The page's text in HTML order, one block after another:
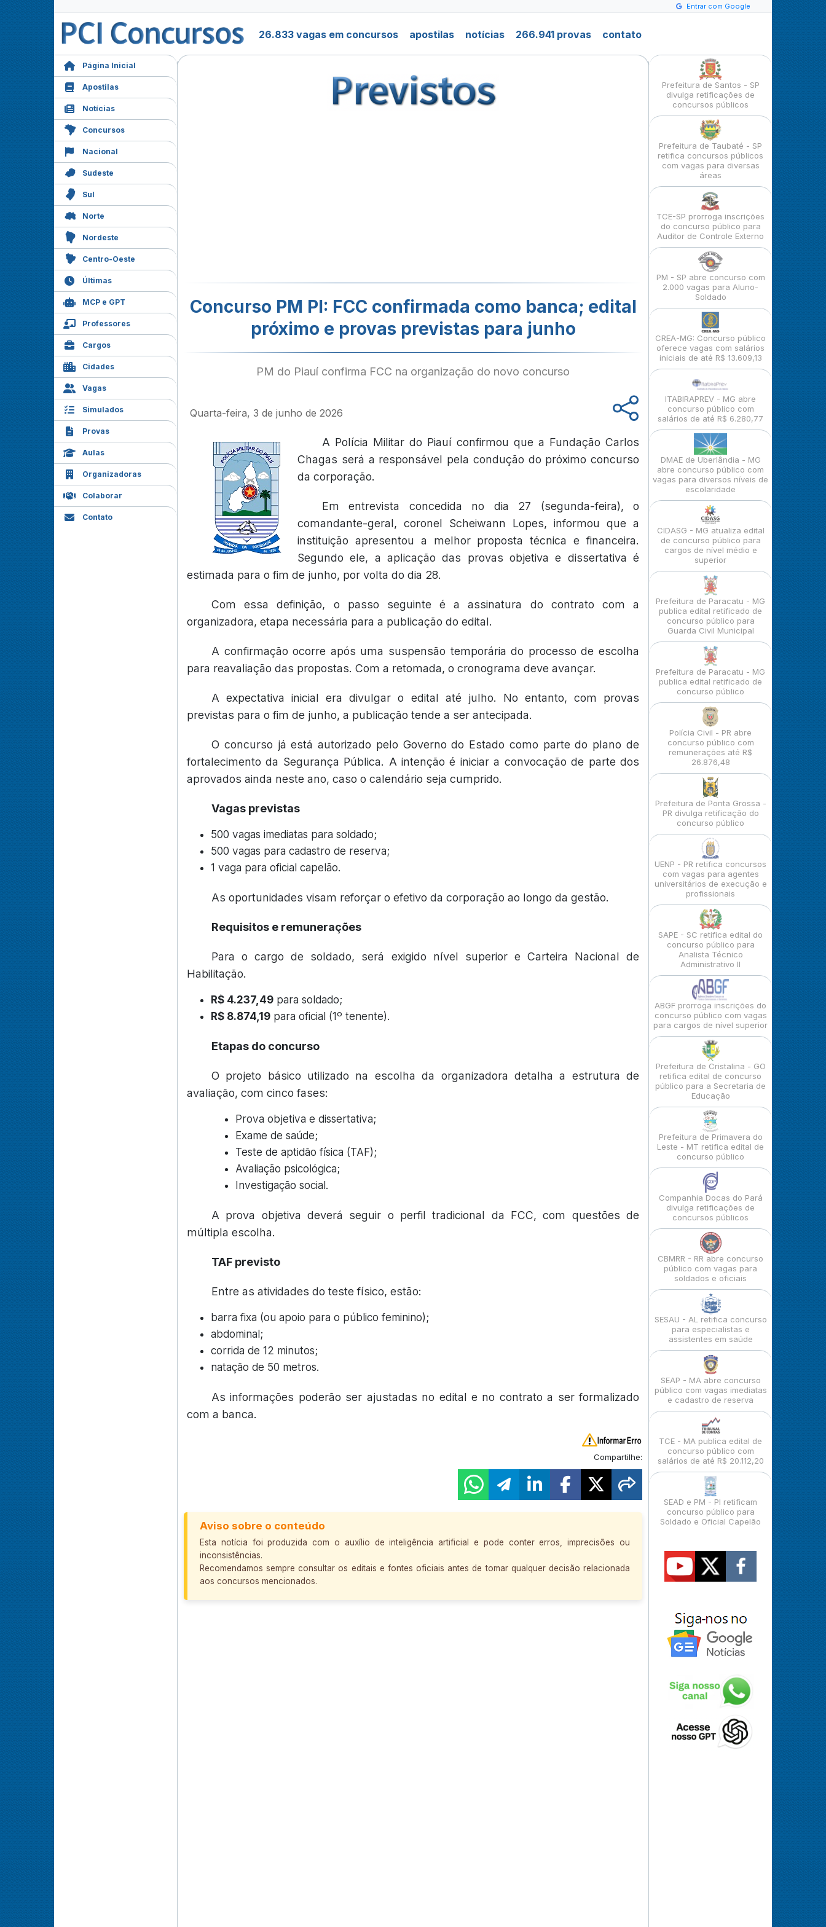
Entrar com Google
26.833 vagas em concursos apostilas notícias 266.941 provas contato
Página Inicial
Apostilas
Notícias
Concursos
Nacional
Sudeste
Sul
Norte
Nordeste
Centro-Oeste
Últimas
MCP e GPT
Professores
Cargos
Cidades
Vagas
Simulados
Provas
Aulas
Organizadoras
Colaborar
Contato
Concurso PM PI: FCC confirmada como banca; edital
próximo e provas previstas para junho
PM do Piauí confirma FCC na organização do novo concurso
Quarta-feira, 3 de junho de 2026
A Polícia Militar do Piauí confirmou que a Fundação Carlos
Chagas será a responsável pela condução do próximo concurso
da corporação.
Em entrevista concedida no dia 27 (segunda-feira), o
comandante-geral, coronel Scheiwann Lopes, informou que a
instituição apresentou a melhor proposta técnica e financeira.
Segundo ele, a aplicação das provas objetiva e dissertativa é
estimada para o fim de junho, por volta do dia 28.
Com essa definição, o passo seguinte é a assinatura do contrato com a
organizadora, etapa necessária para a publicação do edital.
A confirmação ocorre após uma suspensão temporária do processo de escolha
para reavaliação das propostas. Com a retomada, o cronograma deve avançar.
A expectativa inicial era divulgar o edital até julho. No entanto, com provas
previstas para o fim de junho, a publicação tende a ser antecipada.
O concurso já está autorizado pelo Governo do Estado como parte do plano de
fortalecimento da Segurança Pública. A intenção é iniciar a convocação de parte dos
aprovados ainda neste ano, caso o calendário seja cumprido.
Vagas previstas
500 vagas imediatas para soldado;
500 vagas para cadastro de reserva;
1 vaga para oficial capelão.
As oportunidades visam reforçar o efetivo da corporação ao longo da gestão.
Requisitos e remunerações
Para o cargo de soldado, será exigido nível superior e Carteira Nacional de
Habilitação.
R$ 4.237,49 para soldado;
R$ 8.874,19 para oficial (1º tenente).
Etapas do concurso
O projeto básico utilizado na escolha da organizadora detalha a estrutura de
avaliação, com cinco fases:
Prova objetiva e dissertativa;
Exame de saúde;
Teste de aptidão física (TAF);
Avaliação psicológica;
Investigação social.
A prova objetiva deverá seguir o perfil tradicional da FCC, com questões de
múltipla escolha.
TAF previsto
Entre as atividades do teste físico, estão:
barra fixa (ou apoio para o público feminino);
abdominal;
corrida de 12 minutos;
natação de 50 metros.
As informações poderão ser ajustadas no edital e no contrato a ser formalizado
com a banca.
Compartilhe:
Aviso sobre o conteúdo
Esta notícia foi produzida com o auxílio de inteligência artificial e pode conter erros, imprecisões ou
inconsistências.
Recomendamos sempre consultar os editais e fontes oficiais antes de tomar qualquer decisão relacionada
aos concursos mencionados.
Prefeitura de Santos - SP
divulga retificações de
concursos públicos
Prefeitura de Taubaté - SP
retifica concursos públicos
com vagas para diversas
áreas
TCE-SP prorroga inscrições
do concurso público para
Auditor de Controle Externo
PM - SP abre concurso com
2.000 vagas para Aluno-
Soldado
CREA-MG: Concurso público
oferece vagas com salários
iniciais de até R$ 13.609,13
ITABIRAPREV - MG abre
concurso público com
salários de até R$ 6.280,77
DMAE de Uberlândia - MG
abre concurso público com
vagas para diversos níveis de
escolaridade
CIDASG - MG atualiza edital
de concurso público para
cargos de nível médio e
superior
Prefeitura de Paracatu - MG
publica edital retificado de
concurso público para
Guarda Civil Municipal
Prefeitura de Paracatu - MG
publica edital retificado de
concurso público
Polícia Civil - PR abre
concurso público com
remunerações até R$
26.876,48
Prefeitura de Ponta Grossa -
PR divulga retificação do
concurso público
UENP - PR retifica concursos
com vagas para agentes
universitários de execução e
profissionais
SAPE - SC retifica edital do
concurso público para
Analista Técnico
Administrativo II
ABGF prorroga inscrições do
concurso público com vagas
para cargos de nível superior
Prefeitura de Cristalina - GO
retifica edital de concurso
público para a Secretaria de
Educação
Prefeitura de Primavera do
Leste - MT retifica edital de
concurso público
Companhia Docas do Pará
divulga retificações de
concursos públicos
CBMRR - RR abre concurso
público com vagas para
soldados e oficiais
SESAU - AL retifica concurso
para especialistas e
assistentes em saúde
SEAP - MA abre concurso
público com vagas imediatas
e cadastro de reserva
TCE - MA publica edital de
concurso público com
salários de até R$ 20.112,20
SEAD e PM - PI retificam
concurso público para
Soldado e Oficial Capelão